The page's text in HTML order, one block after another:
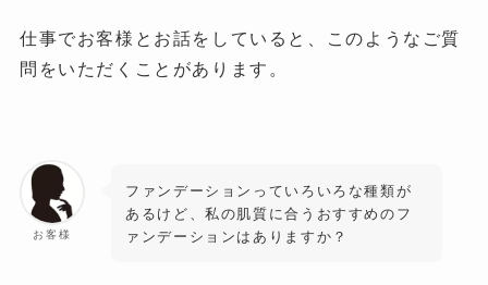
仕事でお客様とお話をしていると、このようなご質
問をいただくことがあります。
お客様
ファンデーションっていろいろな種類が
あるけど、私の肌質に合うおすすめのフ
ァンデーションはありますか？